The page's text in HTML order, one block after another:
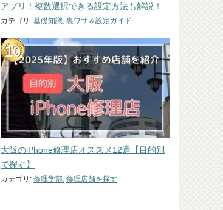
アプリ！複数選択できる設定方法も解説！
カテゴリ: 基礎知識 裏ワザ＆設定ガイド
大阪のiPhone修理店オススメ12選【目的別
で探す】
カテゴリ: 修理学部 修理店舗を探す